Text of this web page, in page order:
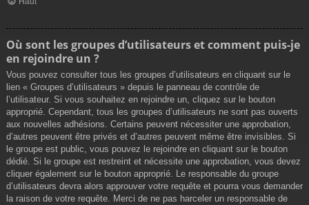
Où sont les groupes d’utilisateurs et comment puis-je
en rejoindre un ?
Vous pouvez consulter tous les groupes d’utilisateurs en cliquant sur le
lien « Groupes d’utilisateurs » depuis le panneau de contrôle de
l’utilisateur. Si vous souhaitez en rejoindre un, cliquez sur le bouton
approprié. Cependant, tous les groupes d’utilisateurs ne sont pas ouverts
aux nouvelles adhésions. Certains peuvent nécessiter une approbation,
d’autres peuvent être privés et d’autres peuvent même être invisibles. Si
le groupe est public, vous pouvez le rejoindre en cliquant sur le bouton
dédié. Si le groupe est restreint et nécessite une approbation, vous devez
cliquer également sur le bouton approprié. Le responsable du groupe
d’utilisateurs devra alors approuver votre requête et pourra vous demander
la raison de votre requête. Merci de ne pas harceler un responsable de